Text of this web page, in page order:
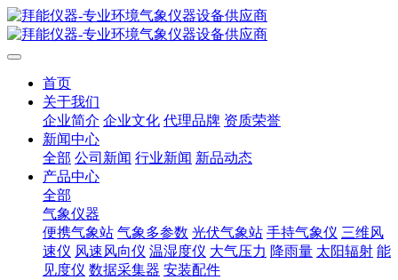
首页
关于我们
企业简介 企业文化 代理品牌 资质荣誉
新闻中心
全部 公司新闻 行业新闻 新品动态
产品中心
全部
气象仪器
便携气象站 气象多参数 光伏气象站 手持气象仪 三维风
速仪 风速风向仪 温湿度仪 大气压力 降雨量 太阳辐射 能
见度仪 数据采集器 安装配件